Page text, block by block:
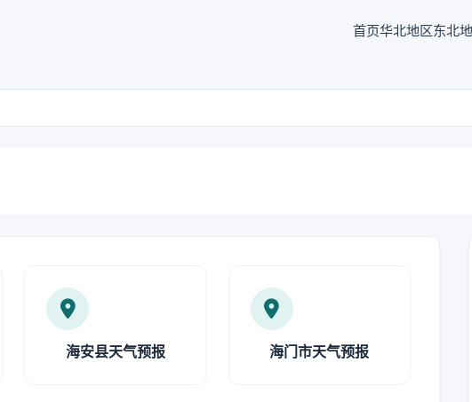
首页华北地区东北
海安县天气预报 海门市天气预报